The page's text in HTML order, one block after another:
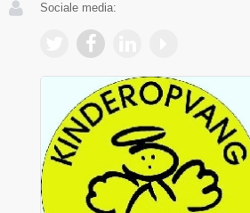
Sociale media: